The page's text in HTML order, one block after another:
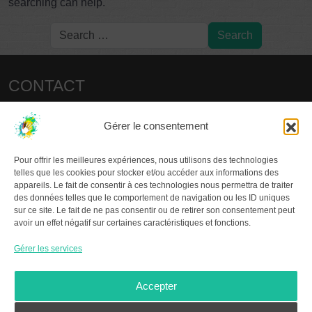
Gérer le consentement
Pour offrir les meilleures expériences, nous utilisons des technologies
telles que les cookies pour stocker et/ou accéder aux informations des
appareils. Le fait de consentir à ces technologies nous permettra de traiter
des données telles que le comportement de navigation ou les ID uniques
sur ce site. Le fait de ne pas consentir ou de retirer son consentement peut
avoir un effet négatif sur certaines caractéristiques et fonctions.
Gérer les services
Accepter
searching can help.
CONTACT
LES COLLOQUES
2015 – PARIS
2017 – SENS / JOIGNY
2019 – CHÂTELLERAULT
2021 – LA ROCHELLE
2023 – MARTEL
2025 – POUILLY-LES-FEURS
À PROPOS DU GR.GA
LeGroupe de Recherche en Graffitologie Ancienne,